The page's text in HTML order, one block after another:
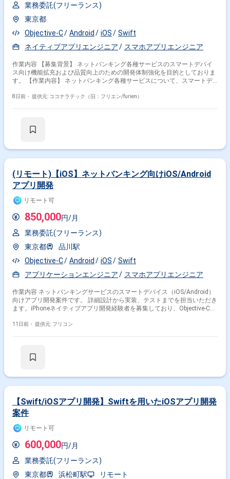
業務委託(フリーランス)
東京都
Objective-C
Android iOS
Swift
ネイティブアプリエンジニア
スマホアプリエンジニア
作業内容 【募集背景】 ネットバンキング各種サービスのスマートデバイ
ス向け機能拡充および品質向上のための開発体制強化を目的としておりま
す。 【作業内容】 ネットバンキング各種サービスについて、スマートデ
計から実装、テストまで一連の工程をご担当いただきます。また、開発に
とユーザビリティを意識した開発ができる方を歓迎いたします。 【ポジシ
開発環境（Objective-C、Swiftを用いた開発が想定されます）。
8日前・ 提供元: ココナラテック（旧：フリエン/furien）
(リモート)【iOS】ネットバンキング向けiOS/Android
アプリ開発
リモート可
850,000円/月
業務委託(フリーランス)
東京都
品川駅
Objective-C
Android iOS
Swift
アプリケーションエンジニア
スマホアプリエンジニア
作業内容 ネットバンキングサービスのスマートデバイス（iOS/Android）
向けアプリ開発案件です。 詳細設計から実装、テストまでを担当いただき
ます。iPhoneネイティブアプリ開発経験者を募集しており、Objective-Cま
です。
11日前・ 提供元: フリコン
【Swift/iOSアプリ開発】Swiftを用いたiOSアプリ開発
案件
リモート可
600,000円/月
業務委託(フリーランス)
東京都
浜松町駅
リモート